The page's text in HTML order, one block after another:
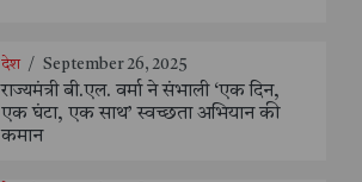
देश / September 26, 2025
राज्यमंत्री बी.एल. वर्मा ने संभाली ‘एक दिन,
एक घंटा, एक साथ’ स्वच्छता अभियान की
कमान